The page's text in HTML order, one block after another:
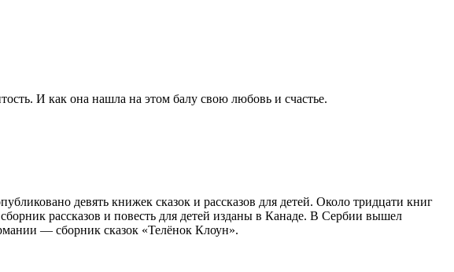
И как она нашла на этом балу свою любовь и счастье.
девять книжек сказок и рассказов для детей. Около тридцати книг
рассказов и повесть для детей изданы в Канаде. В Сербии вышел
— сборник сказок «Телёнок Клоун».